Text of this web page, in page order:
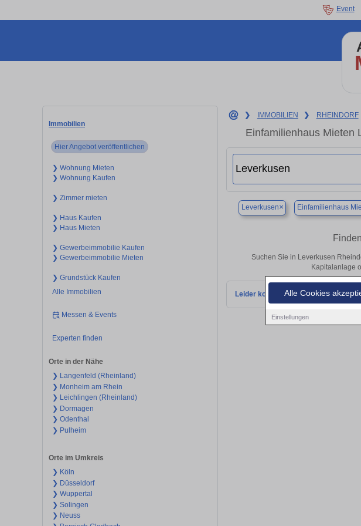
Alle Cookies
Einstellungen
Event
Immobilien
Hier Angebot veröffentlichen
❯ Wohnung Mieten
❯ Wohnung Kaufen
❯ Zimmer mieten
❯ Haus Kaufen
❯ Haus Mieten
❯ Gewerbeimmobilie Kaufen
❯ Gewerbeimmobilie Mieten
❯ Grundstück Kaufen
Alle Immobilien
Messen & Events
Experten finden
Orte in der Nähe
❯ Langenfeld (Rheinland)
❯ Monheim am Rhein
❯ Leichlingen (Rheinland)
❯ Dormagen
❯ Odenthal
❯ Pulheim
Orte im Umkreis
❯ Köln
❯ Düsseldorf
❯ Wuppertal
❯ Solingen
❯ Neuss
❯ IMMOBILIEN ❯ RHEINDORF
Einfamilienhaus Mieten
Leverkusen× Einfamilienhaus
Suchen Sie in Leverkusen
Kapitalanlage
Leider konnten wir derzeit keine